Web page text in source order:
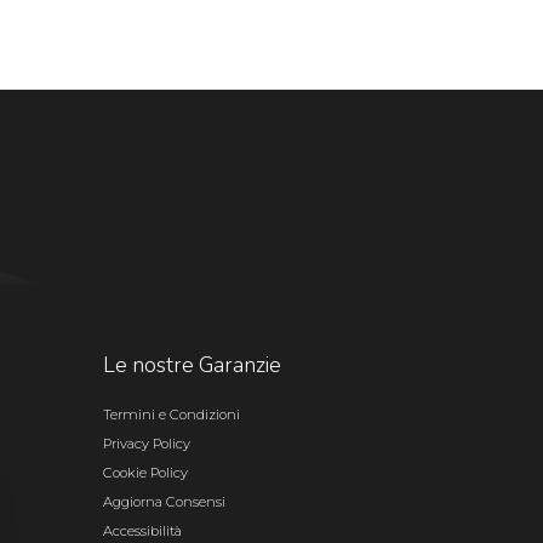
Le nostre Garanzie
Termini e Condizioni
Privacy Policy
Cookie Policy
Aggiorna Consensi
Accessibilità